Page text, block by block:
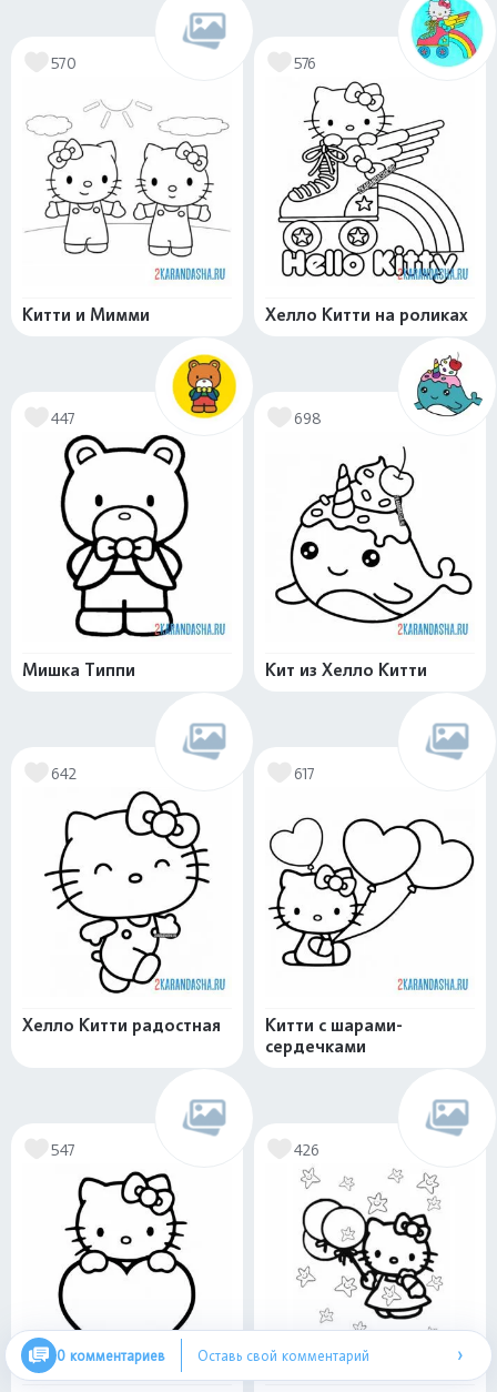
570
Китти и Мимми
576
Хелло Китти на роликах
447
Мишка Типпи
698
Кит из Хелло Китти
642
Хелло Китти радостная
617
Китти с шарами-
сердечками
547 426
0 комментариев Оставь свой комментарий ›